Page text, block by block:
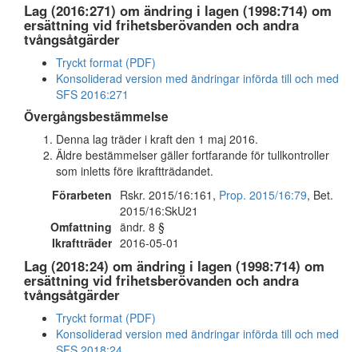
Lag (2016:271) om ändring i lagen (1998:714) om
ersättning vid frihetsberövanden och andra
tvångsåtgärder
Tryckt format (PDF)
Konsoliderad version med ändringar införda till och med
SFS 2016:271
Övergångsbestämmelse
Denna lag träder i kraft den 1 maj 2016.
Äldre bestämmelser gäller fortfarande för tullkontroller
som inletts före ikraftträdandet.
Förarbeten Rskr. 2015/16:161, Prop. 2015/16:79, Bet.
2015/16:SkU21
Omfattning ändr. 8 §
Ikraftträder 2016-05-01
Lag (2018:24) om ändring i lagen (1998:714) om
ersättning vid frihetsberövanden och andra
tvångsåtgärder
Tryckt format (PDF)
Konsoliderad version med ändringar införda till och med